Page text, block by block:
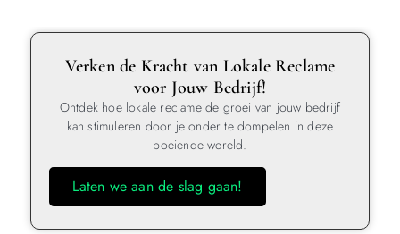
Verken de Kracht van Lokale Reclame
voor Jouw Bedrijf!
Ontdek hoe lokale reclame de groei van jouw bedrijf
kan stimuleren door je onder te dompelen in deze
boeiende wereld.
Laten we aan de slag gaan!